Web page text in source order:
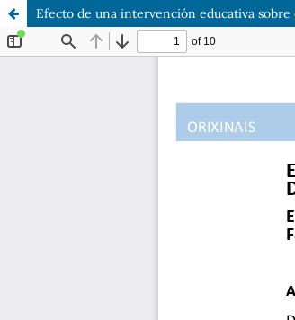
Efecto de una intervención educativa